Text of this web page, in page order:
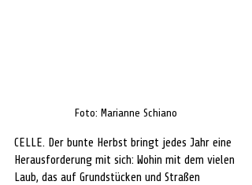
Foto: Marianne Schiano
CELLE. Der bunte Herbst bringt jedes Jahr eine
Herausforderung mit sich: Wohin mit dem vielen
Laub, das auf Grundstücken und Straßen